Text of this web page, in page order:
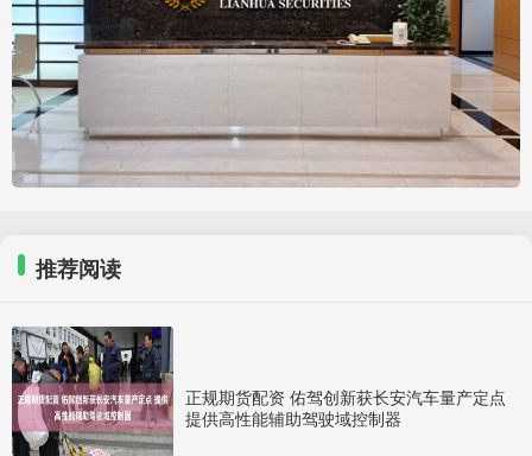
推荐阅读
正规期货配资 佑驾创新获长安汽车量产定点
提供高性能辅助驾驶域控制器